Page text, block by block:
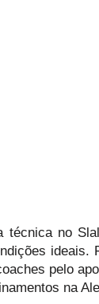
técnica no
ideais.
pelo
na